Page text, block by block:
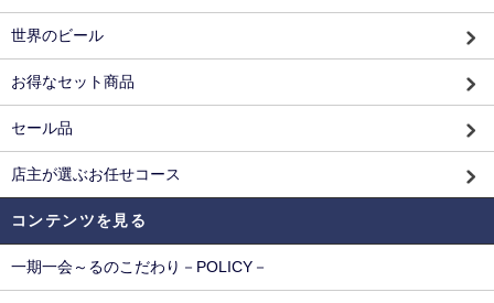
世界のビール
お得なセット商品
セール品
店主が選ぶお任せコース
コンテンツを見る
一期一会～るのこだわり－POLICY－